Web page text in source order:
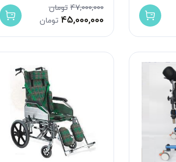
۴۷,۰۰۰,۰۰۰تومان
۴۵,۰۰۰,۰۰۰ تومان